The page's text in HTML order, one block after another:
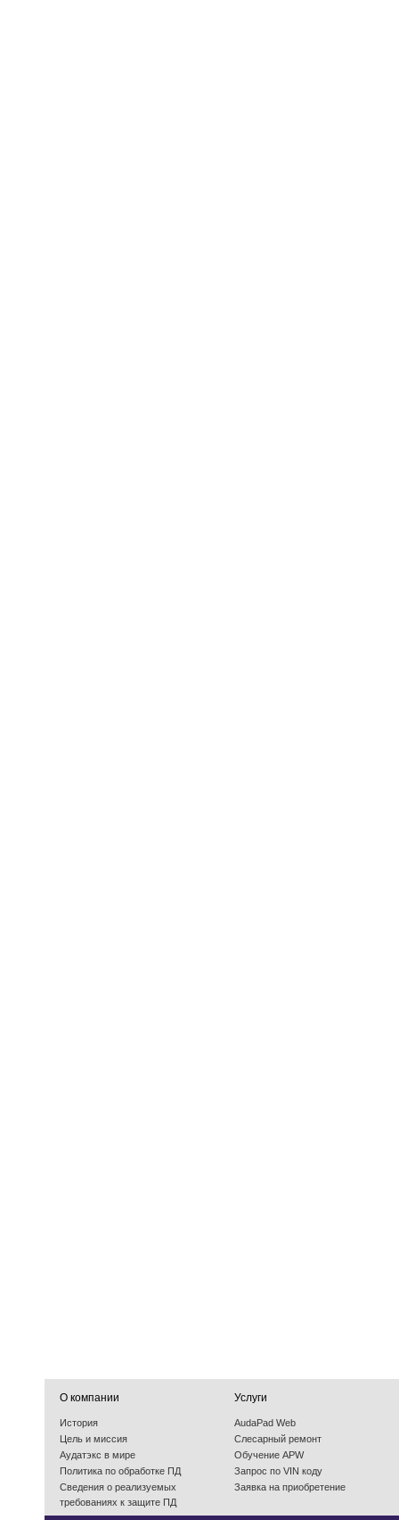
О компании
История
Цель и миссия
Аудатэкс в мире
Политика по обработке ПД
Cведения о реализуемых
требованиях к защите ПД
Услуги
AudaPad Web
Слесарный ремонт
Обучение APW
Запрос по VIN коду
Заявка на приобретение